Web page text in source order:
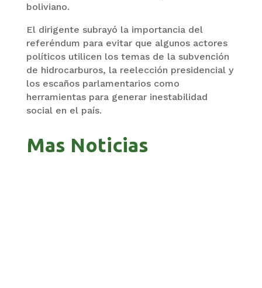
boliviano.
El dirigente subrayó la importancia del
referéndum para evitar que algunos actores
políticos utilicen los temas de la subvención
de hidrocarburos, la reelección presidencial y
los escaños parlamentarios como
herramientas para generar inestabilidad
social en el país.
Mas Noticias